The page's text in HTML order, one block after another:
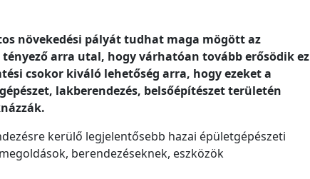
növekedési pályát tudhat maga mögött az
arra utal, hogy várhatóan tovább erősödik ez
csokor kiváló lehetőség arra, hogy ezeket a
lakberendezés, belsőépítészet területén
kerülő legjelentősebb hazai épületgépészeti
berendezéseknek, eszközök